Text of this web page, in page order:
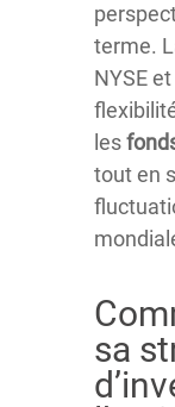
terme.
NYSE
les
tout en
sa